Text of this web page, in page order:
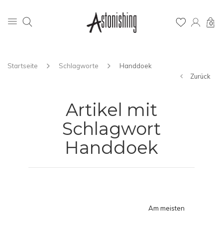
0
Startseite Schlagworte
Handdoek
Zurück
Artikel mit
Schlagwort
Handdoek
Am meisten